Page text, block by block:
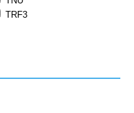
TRF3